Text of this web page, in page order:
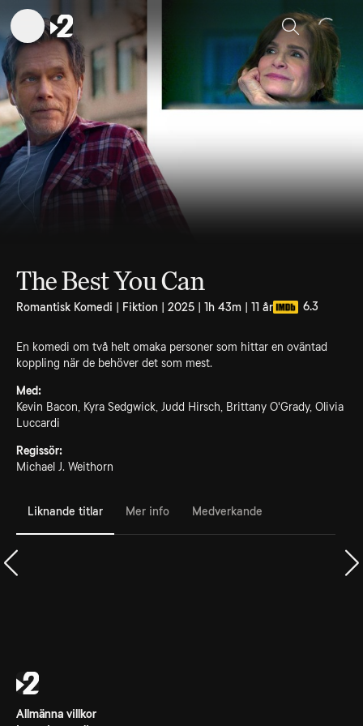
Sök
The Best You Can
Romantisk Komedi | Fiktion | 2025 | 1h 43m | 11 år 6.3
En komedi om två helt omaka personer som hittar en oväntad
koppling när de behöver det som mest.
Med:
Kevin Bacon, Kyra Sedgwick, Judd Hirsch, Brittany O'Grady, Olivia
Luccardi
Regissör:
Michael J. Weithorn
Liknande titlar Mer info Medverkande
Allmänna villkor